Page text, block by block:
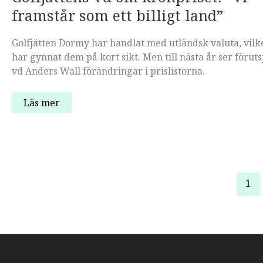
framstår som ett billigt land”
Golfjätten Dormy har handlat med utländsk valuta,
har gynnat dem på kort sikt. Men till nästa år ser
vd Anders Wall förändringar i prislistorna.
Golfjättens
vd
Läs mer
1